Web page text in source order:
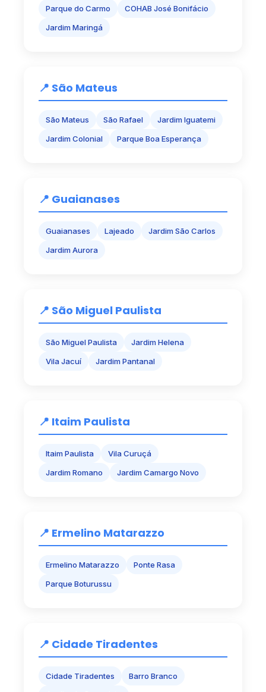
Parque do Carmo
COHAB José Bonifácio
Jardim Maringá
📍 São Mateus
São Mateus São Rafael
Jardim Iguatemi
Jardim Colonial
Parque Boa Esperança
📍 Guaianases
Guaianases Lajeado
Jardim São Carlos
Jardim Aurora
📍 São Miguel Paulista
São Miguel Paulista
Jardim Helena
Vila Jacuí
Jardim Pantanal
📍 Itaim Paulista
Itaim Paulista
Vila Curuçá
Jardim Romano
Jardim Camargo Novo
📍 Ermelino Matarazzo
Ermelino Matarazzo
Ponte Rasa
Parque Boturussu
📍 Cidade Tiradentes
Cidade Tiradentes
Barro Branco